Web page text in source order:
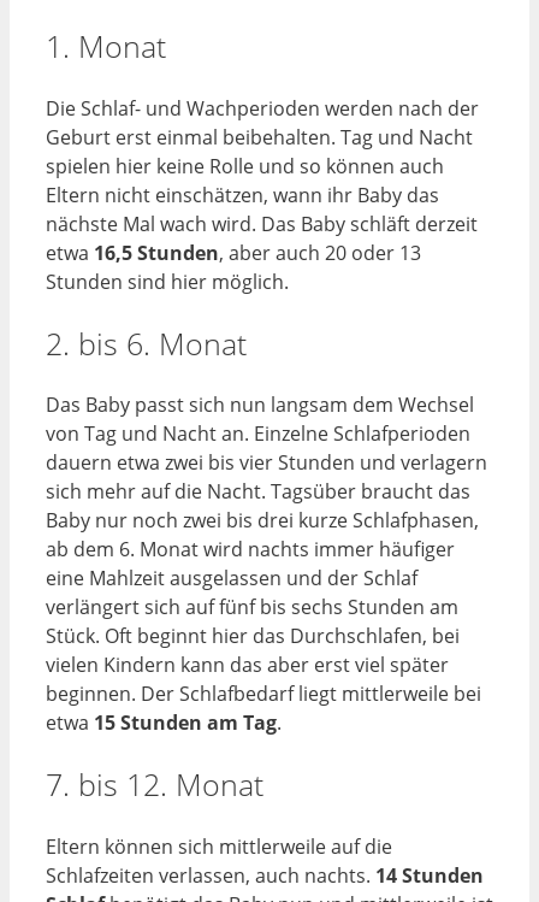
1. Monat
Die Schlaf- und Wachperioden werden nach der
Geburt erst einmal beibehalten. Tag und Nacht
spielen hier keine Rolle und so können auch
Eltern nicht einschätzen, wann ihr Baby das
nächste Mal wach wird. Das Baby schläft derzeit
etwa 16,5 Stunden, aber auch 20 oder 13
Stunden sind hier möglich.
2. bis 6. Monat
Das Baby passt sich nun langsam dem Wechsel
von Tag und Nacht an. Einzelne Schlafperioden
dauern etwa zwei bis vier Stunden und verlagern
sich mehr auf die Nacht. Tagsüber braucht das
Baby nur noch zwei bis drei kurze Schlafphasen,
ab dem 6. Monat wird nachts immer häufiger
eine Mahlzeit ausgelassen und der Schlaf
verlängert sich auf fünf bis sechs Stunden am
Stück. Oft beginnt hier das Durchschlafen, bei
vielen Kindern kann das aber erst viel später
beginnen. Der Schlafbedarf liegt mittlerweile bei
etwa 15 Stunden am Tag.
7. bis 12. Monat
Eltern können sich mittlerweile auf die
Schlafzeiten verlassen, auch nachts. 14 Stunden